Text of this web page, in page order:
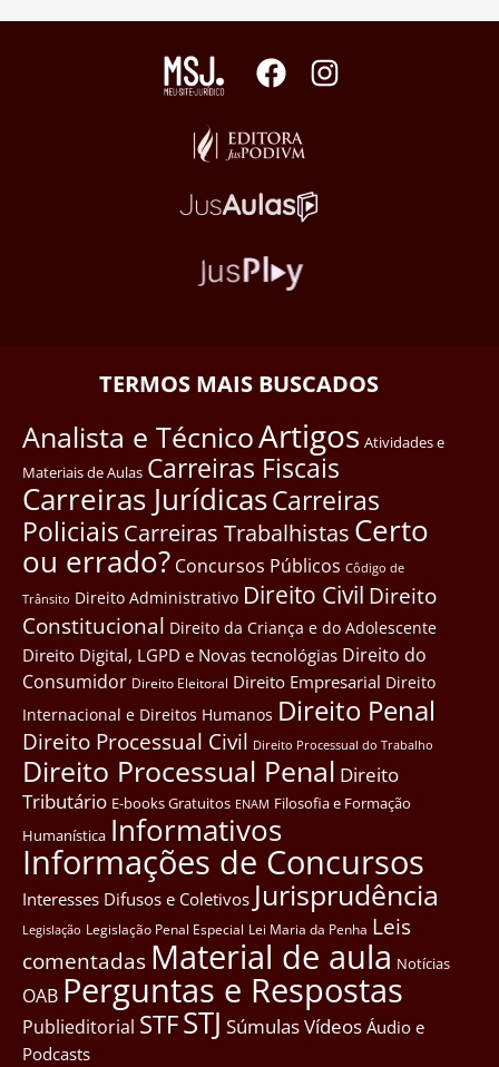
TERMOS MAIS BUSCADOS
Analista e TécnicoArtigos Atividades e
Materiais de Aulas Carreiras Fiscais
Carreiras JurídicasCarreiras
Policiais Carreiras Trabalhistas Certo
ou errado? Concursos Públicos Côdigo de
Trânsito Direito Administrativo Direito Civil Direito
Constitucional Direito da Criança e do Adolescente
Direito Digital, LGPD e Novas tecnológias Direito do
Consumidor Direito Eleitoral Direito Empresarial Direito
Internacional e Direitos Humanos Direito Penal
Direito Processual Civil Direito Processual do Trabalho
Direito Processual Penal Direito
Tributário E-books Gratuitos ENAM Filosofia e Formação
Humanística Informativos
Informações de Concursos
Interesses Difusos e Coletivos Jurisprudência
Legislação Legislação Penal Especial Lei Maria da Penha Leis
comentadas Material de aula Notícias
OAB Perguntas e Respostas
Publieditorial STFSTJ SúmulasVídeos Áudio e
Podcasts